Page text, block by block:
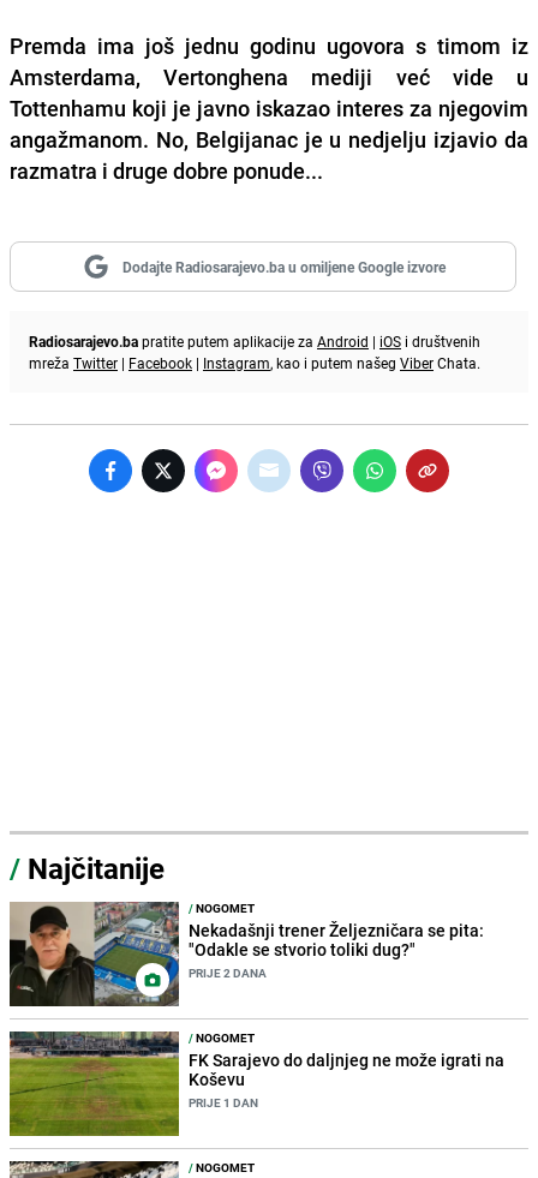
Premda ima još jednu godinu ugovora s timom iz
Amsterdama, Vertonghena mediji već vide u
Tottenhamu koji je javno iskazao interes za njegovim
angažmanom. No, Belgijanac je u nedjelju izjavio da
razmatra i druge dobre ponude...
Dodajte Radiosarajevo.ba u omiljene Google izvore
Radiosarajevo.bapratite putem aplikacije za Android | iOS i društvenih
mreža Twitter | Facebook | Instagram, kao i putem našeg ViberChata.
/ Najčitanije
/NOGOMET
Nekadašnji trener Željezničara se pita:
"Odakle se stvorio toliki dug?"
PRIJE 2 DANA
/NOGOMET
FK Sarajevo do daljnjeg ne može igrati na
Koševu
PRIJE 1 DAN
/NOGOMET